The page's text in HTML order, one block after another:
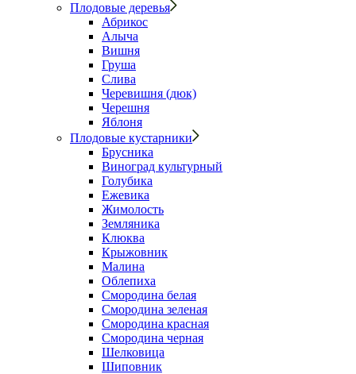
Плодовые деревья
Абрикос
Алыча
Вишня
Груша
Слива
Черевишня (дюк)
Черешня
Яблоня
Плодовые кустарники
Брусника
Виноград культурный
Голубика
Ежевика
Жимолость
Земляника
Клюква
Крыжовник
Малина
Облепиха
Смородина белая
Смородина зеленая
Смородина красная
Смородина черная
Шелковица
Шиповник